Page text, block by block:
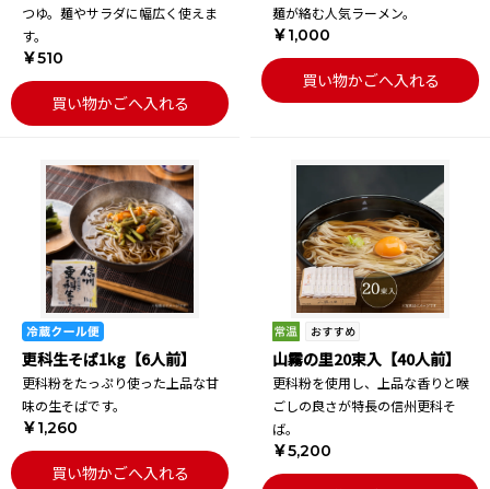
つゆ。麺やサラダに幅広く使えま
す。
￥510
買い物かごへ入れる
麺が絡む人気ラーメン。
￥1,000
買い物かごへ入れる
更科生そば1kg【6人前】
更科粉をたっぷり使った上品な甘
味の生そばです。
￥1,260
買い物かごへ入れる
山霧の里20束入【40人前】
更科粉を使用し、上品な香りと喉
ごしの良さが特長の信州更科そ
ば。
￥5,200